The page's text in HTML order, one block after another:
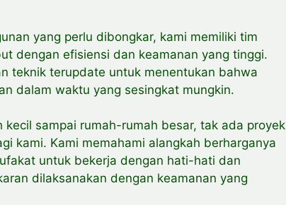
yang perlu dibongkar, kami memiliki tim
dengan efisiensi dan keamanan yang tinggi.
teknik terupdate untuk menentukan bahwa
dalam waktu yang sesingkat mungkin.
sampai rumah-rumah besar, tak ada proyek
kami. Kami memahami alangkah berharganya
untuk bekerja dengan hati-hati dan
dilaksanakan dengan keamanan yang